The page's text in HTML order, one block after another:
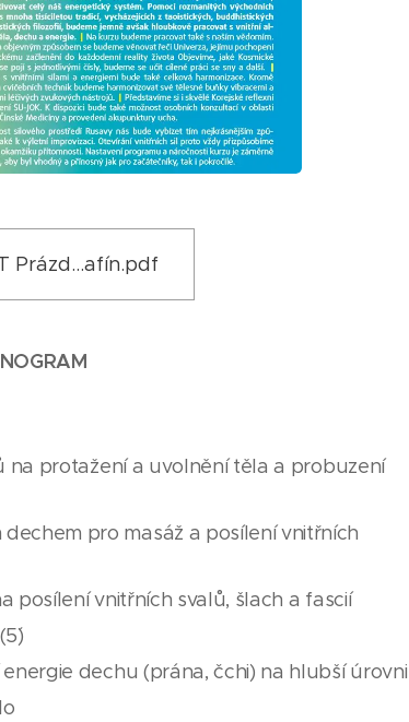
Prázd...afín.pdf
na protažení a uvolnění těla a probuzení
pro masáž a posílení vnitřních
posílení vnitřních svalů, šlach a fascií
dechu (prána, čchi) na hlubší úrovni